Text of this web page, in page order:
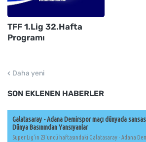
TFF 1.Lig 32.Hafta
Programı
Daha yeni
SON EKLENEN HABERLER
Galatasaray - Adana Demirspor maçı dünyada
Dünya Basınından Yansıyanlar
Süper Lig'in 23'üncü haftasındaki Galatasaray - Adana